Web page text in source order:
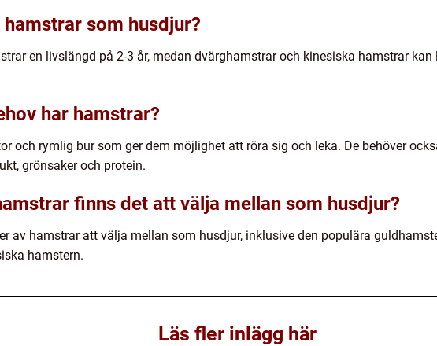
som husdjur?
en livslängd på 2-3 år, medan dvärghamstrar och kinesiska hamstrar
har hamstrar?
och rymlig bur som ger dem möjlighet att röra sig och leka. De behöver
grönsaker och protein.
finns det att välja mellan som husdjur?
av hamstrar att välja mellan som husdjur, inklusive den populära
hamstern.
Läs fler inlägg här